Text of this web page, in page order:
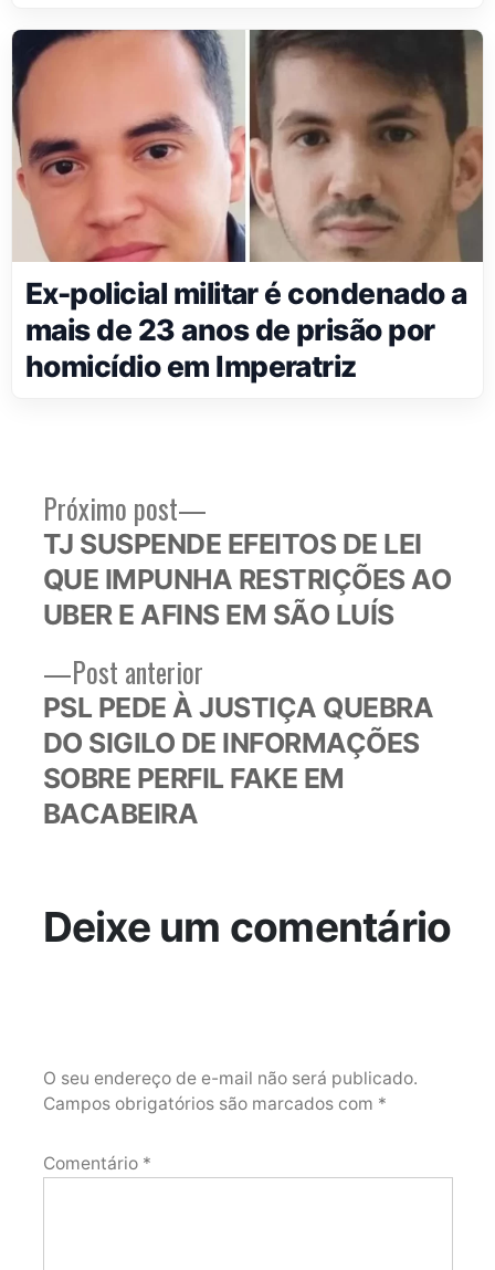
Ex-policial militar é condenado a
mais de 23 anos de prisão por
homicídio em Imperatriz
Navegação
de
Post
Post anteriorPost
anterior:
PSL PEDE À JUSTIÇA QUEBRA
DO SIGILO DE INFORMAÇÕES
SOBRE PERFIL FAKE EM
BACABEIRA
Próximo post
Próximo
post:
TJ SUSPENDE EFEITOS DE LEI
QUE IMPUNHA RESTRIÇÕES AO
UBER E AFINS EM SÃO LUÍS
Deixe um comentário
O seu endereço de e-mail não será publicado.
Campos obrigatórios são marcados com *
Comentário *